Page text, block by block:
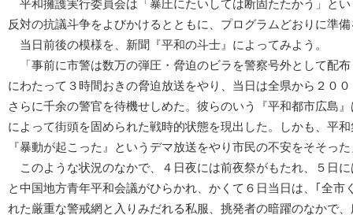
平和擁護実行委員会は「暴圧にたいしては断固たたかう」と
反対の抗議斗争をよびかけるとともに、プログラムどおりに準
当日前後の模様を、新聞『平和の斗士』によってみよう。
「事前に市警は数万の弾圧・脅迫のビラを警察号外として配
にわたって３時間おきの脅迫放送をやり、当日は全県から２０
さらに千余の警官を待機せしめた。彼らのいう『平和都市広島
によって街頭を固められた戦時的状態を現出した。しかも、平
『暴動が起こった』というデマ放送をやり市民の不安をそそった
このような状況のなかで、４日夜には前夜祭がもたれ、５日
と中国地方青年平和会議がひらかれ、かくて６日当日は、｢全市
れた厳重な警戒網と入りみだれる私服、挑発者の暗躍のなかで